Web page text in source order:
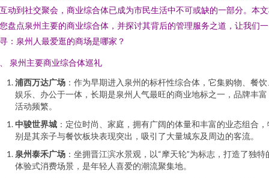
动到社交聚会，商业综合体已成为市民生活中不可或缺的一部分。本
盘点泉州主要的商业综合体，并探讨其背后的管理服务之道，让我们
：泉州人最爱逛的商场是哪家？
泉州主要商业综合体巡礼
浦西万达广场 ：作为早期进入泉州的标杆性综合体，它集购物、餐饮
娱乐、办公于一体，长期是泉州人气最旺的商业地标之一，品牌丰富
活动频繁。
中骏世界城 ：定位时尚、家庭，拥有广阔的体量和丰富的业态组合，
别是其亲子与餐饮板块表现突出，吸引了大量城东及周边的客流。
泉州泰禾广场 ：坐拥晋江滨水景观，以“摩天轮”为标志，打造了独特
体验式消费场景，是年轻人喜爱的潮流聚集地。